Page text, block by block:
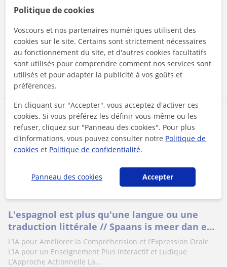
Méthodologie : Structurer pour réussir -Diagnostic initial : Un
premier échange pour identifier vos objectifs (réussir un
voir plus Contacter
16€/h 1er cours offert
Ana
Gent, Destelbergen
L'espagnol est plus qu'une langue ou une
traduction littérale // Spaans is meer dan een
taal of een letterlijke vertaling
L’IA pour Améliorer la Compréhension et l’Expression Orale
L’IA pour un Enseignement Plus Interactif et Ludique
L’Approche Actionnelle La...
Politique de cookies
Voscours et nos partenaires numériques utilisent des
cookies sur le site. Certains sont strictement nécessaires
au fonctionnement du site, et d'autres cookies facultatifs
sont utilisés pour comprendre comment nos services sont
utilisés et pour adapter la publicité à vos goûts et
préférences.
En cliquant sur "Accepter", vous acceptez d'activer ces
cookies. Si vous préférez les définir vous-même ou les
refuser, cliquez sur "Panneau des cookies". Pour plus
d'informations, vous pouvez consulter notre Politique de
cookies et Politique de confidentialité.
Panneau des cookies Accepter